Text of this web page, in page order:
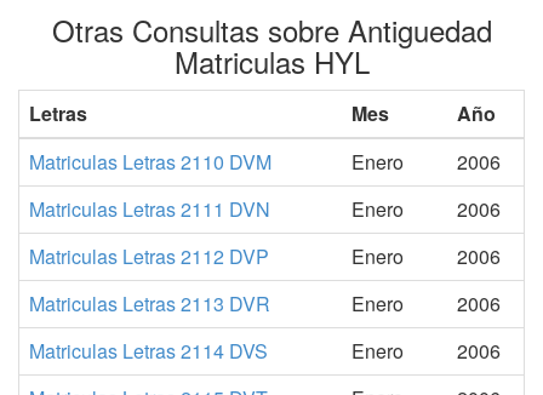
Otras Consultas sobre Antiguedad
Matriculas HYL
Letras Mes
Año
Matriculas Letras 2110 DVM
Enero
2006
Matriculas Letras 2111 DVN
Enero
2006
Matriculas Letras 2112 DVP
Enero
2006
Matriculas Letras 2113 DVR
Enero
2006
Matriculas Letras 2114 DVS
Enero
2006